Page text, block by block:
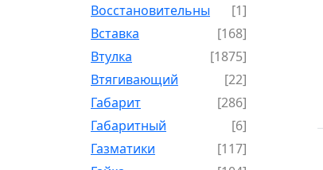
Восстановительный
[1]
Вставка
[168]
Втулка
[1875]
Втягивающий
[22]
Габарит
[286]
Габаритный
[6]
Газматики
[117]